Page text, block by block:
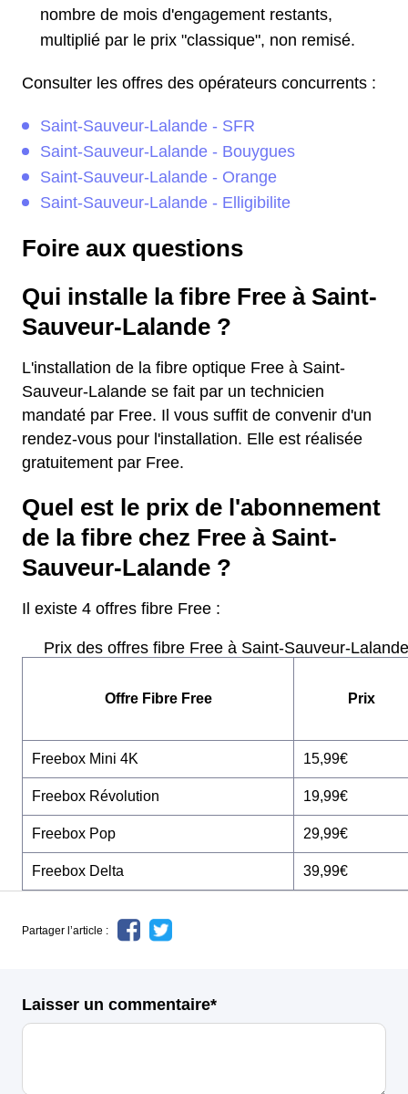
nombre de mois d'engagement restants,
multiplié par le prix "classique", non remisé.
Consulter les offres des opérateurs concurrents :
Saint-Sauveur-Lalande - SFR
Saint-Sauveur-Lalande - Bouygues
Saint-Sauveur-Lalande - Orange
Saint-Sauveur-Lalande - Elligibilite
Foire aux questions
Qui installe la fibre Free à Saint-
Sauveur-Lalande ?
L'installation de la fibre optique Free à Saint-
Sauveur-Lalande se fait par un technicien
mandaté par Free. Il vous suffit de convenir d'un
rendez-vous pour l'installation. Elle est réalisée
gratuitement par Free.
Quel est le prix de l'abonnement
de la fibre chez Free à Saint-
Sauveur-Lalande ?
Il existe 4 offres fibre Free :
Prix des offres fibre Free à Saint-Sauveur-Lalande
Offre Fibre Free Prix
Freebox Mini 4K 15,99€
Freebox Révolution 19,99€
Freebox Pop 29,99€
Freebox Delta 39,99€
Partager l’article :
Laisser un commentaire*